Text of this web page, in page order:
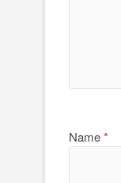
Name*